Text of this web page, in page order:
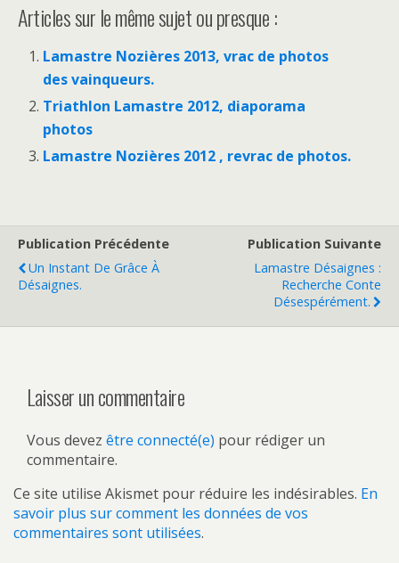
Articles sur le même sujet ou presque :
Lamastre Nozières 2013, vrac de photos
des vainqueurs.
Triathlon Lamastre 2012, diaporama
photos
Lamastre Nozières 2012 , revrac de photos.
Publication Précédente
Un Instant De Grâce À
Désaignes.
Publication Suivante
Lamastre Désaignes :
Recherche Conte
Désespérément.
Laisser un commentaire
Vous devez être connecté(e) pour rédiger un
commentaire.
Ce site utilise Akismet pour réduire les indésirables. En
savoir plus sur comment les données de vos
commentaires sont utilisées.